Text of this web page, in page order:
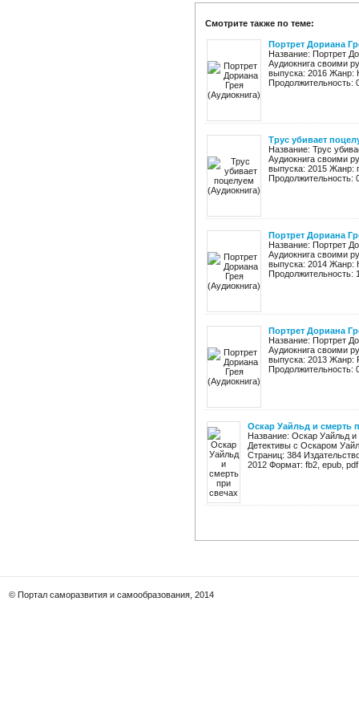
Смотрите также по теме:
Портрет Дориана
Название: Портрет
Аудиокнига своими
выпуска: 2016 Жанр:
Продолжительность:
Трус убивает
Название: Трус
Аудиокнига своими
выпуска: 2015 Жанр:
Продолжительность:
Портрет Дориана
Название: Портрет
Аудиокнига своими
выпуска: 2014 Жанр:
Продолжительность:
Портрет Дориана
Название: Портрет
Аудиокнига своими
выпуска: 2013 Жанр:
Продолжительность:
Оскар Уайльд и смерть
Название: Оскар Уайльд
Детективы с Оскаром
Страниц: 384
2012 Формат: fb2, epub,
© Портал саморазвития и самообразования, 2014